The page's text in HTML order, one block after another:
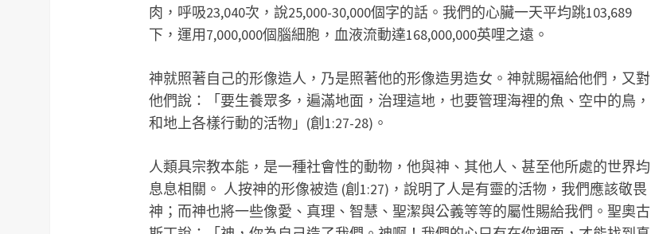
肉，呼吸23,040次，說25,000-30,000個字的話。我們的心臟一天平均跳103,689
下，運用7,000,000個腦細胞，血液流動達168,000,000英哩之遠。
神就照著自己的形像造人，乃是照著他的形像造男造女。神就賜福給他們，又對
他們說：「要生養眾多，遍滿地面，治理這地，也要管理海裡的魚、空中的鳥，
和地上各樣行動的活物」(創1:27-28)。
人類具宗教本能，是一種社會性的動物，他與神、其他人、甚至他所處的世界均
息息相關。 人按神的形像被造 (創1:27)，說明了人是有靈的活物，我們應該敬畏
神；而神也將一些像愛、真理、智慧、聖潔與公義等等的屬性賜給我們。聖奧古